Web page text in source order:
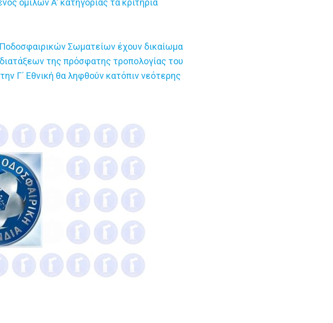
ομίλων Α’ κατηγορίας τα κριτήρια
Σωματείων έχουν δικαίωμα
της πρόσφατης τροπολογίας του
Γ΄ Εθνική θα ληφθούν κατόπιν νεότερης